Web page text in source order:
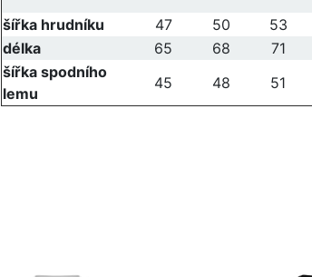
šířka hrudníku
47 50 53
délka
65 68 71
šířka spodního
lemu
45 48 51